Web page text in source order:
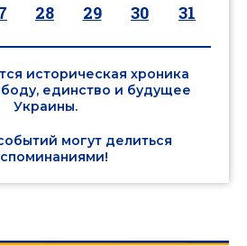
28 29 30 31
историческая хроника
единство и будущее
Украины.
могут делиться